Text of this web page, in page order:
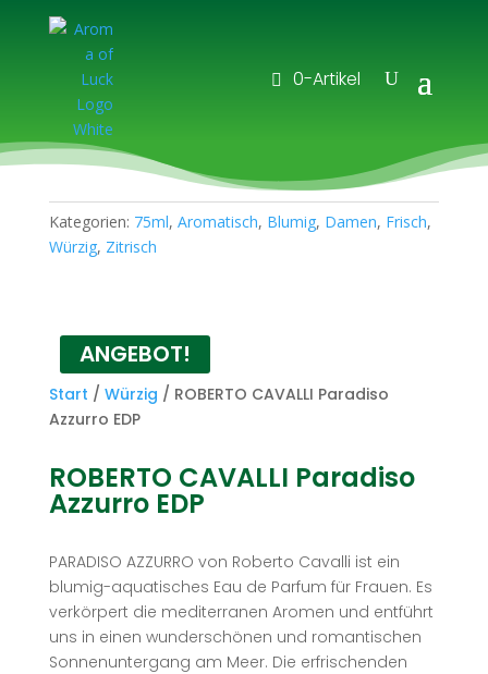
0-Artikel
Kategorien: 75ml, Aromatisch, Blumig, Damen, Frisch,
Würzig, Zitrisch
ANGEBOT!
Start / Würzig / ROBERTO CAVALLI Paradiso
Azzurro EDP
ROBERTO CAVALLI Paradiso
Azzurro EDP
PARADISO AZZURRO von Roberto Cavalli ist ein
blumig-aquatisches Eau de Parfum für Frauen. Es
verkörpert die mediterranen Aromen und entführt
uns in einen wunderschönen und romantischen
Sonnenuntergang am Meer. Die erfrischenden